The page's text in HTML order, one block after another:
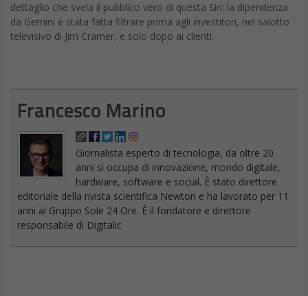
dettaglio che svela il pubblico vero di questa Siri: la dipendenza
da Gemini è stata fatta filtrare prima agli investitori, nel salotto
televisivo di Jim Cramer, e solo dopo ai clienti.
Francesco Marino
Giornalista esperto di tecnologia, da oltre 20
anni si occupa di innovazione, mondo digitale,
hardware, software e social. È stato direttore
editoriale della rivista scientifica Newton e ha lavorato per 11
anni al Gruppo Sole 24 Ore. È il fondatore e direttore
responsabile di Digitalic